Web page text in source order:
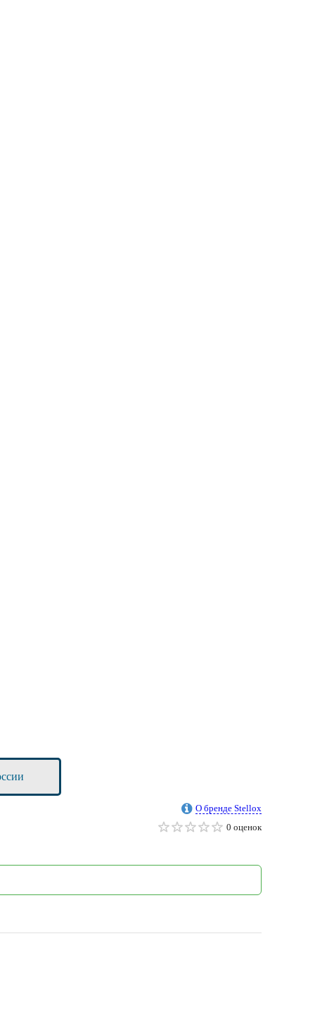
О бренде Stellox
0 оценок